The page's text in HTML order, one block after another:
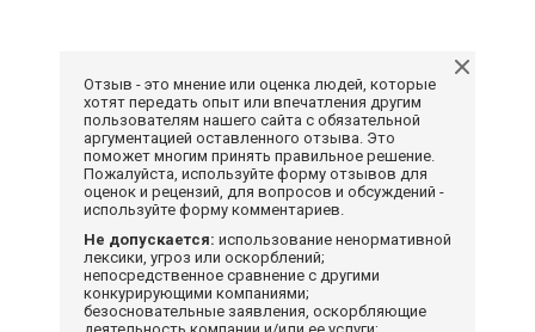
Отзыв - это мнение или оценка людей, которые
хотят передать опыт или впечатления другим
пользователям нашего сайта с обязательной
аргументацией оставленного отзыва. Это
поможет многим принять правильное решение.
Пожалуйста, используйте форму отзывов для
оценок и рецензий, для вопросов и обсуждений -
используйте форму комментариев.
Не допускается: использование ненормативной
лексики, угроз или оскорблений;
непосредственное сравнение с другими
конкурирующими компаниями;
безосновательные заявления, оскорбляющие